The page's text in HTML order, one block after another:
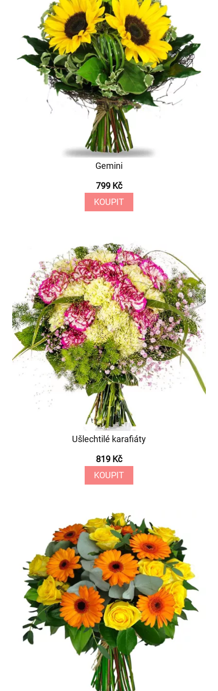
Gemini
799 Kč
KOUPIT
Ušlechtilé karafiáty
819 Kč
KOUPIT